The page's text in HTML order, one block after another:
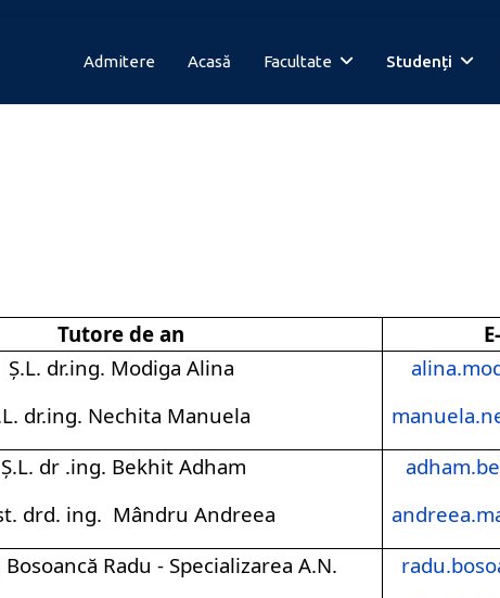
Admitere Acasă Facultate Studenți
Tutore de an
Ș.L. dr.ing. Modiga Alina
dr.ing. Nechita Manuela
Ș.L. dr .ing. Bekhit Adham
drd. ing. Mândru Andreea
Bosoancă Radu - Specializarea A.N.